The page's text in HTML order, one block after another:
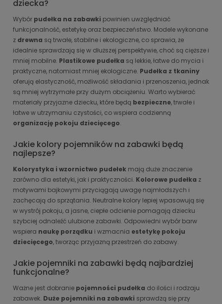
dziecka?
Wybór pudełka na zabawki powinien uwzględniać
funkcjonalność, estetykę oraz bezpieczeństwo. Modele wykonane
z drewna są trwałe, stabilne i ekologiczne, co sprawia, że
idealnie sprawdzają się w dłuższej perspektywie, choć są cięższe i
mniej mobilne. Plastikowe pudełka są lekkie, łatwe do mycia i
praktyczne, natomiast mniej ekologiczne. Pudełka z tkaniny
oferują elastyczność, możliwość składania i przenoszenia, jednak
są mniej wytrzymałe przy dużym obciążeniu. Warto wybierać
materiały przyjazne dziecku, które będą bezpieczne, trwałe i
łatwe w utrzymaniu czystości, co wspiera codzienną
organizację pokoju dziecięcego.
Jakie kolory pojemników na zabawki będą
najlepsze?
Kolorystyka i wzornictwo pudełek mają duże znaczenie
zarówno dla estetyki, jak i praktyczności. Kolorowe pudełka z
motywami bajkowymi przyciągają uwagę najmłodszych i
zachęcają do sprzątania. Neutralne kolory lepiej wpasowują się
w wystrój pokoju, a jasne, ciepłe odcienie pomagają dziecku
szybciej odnaleźć ulubione zabawki. Odpowiedni wybór barw
wspiera naukę porządku i wzmacnia estetykę pokoju
dziecięcego, tworząc przyjazną przestrzeń do zabawy.
Jakie pojemniki na zabawki będą najbardziej
funkcjonalne?
Ważne jest dobranie pojemności pudełka do ilości i rodzaju
zabawek. Duże pojemniki na zabawki sprawdzą się przy